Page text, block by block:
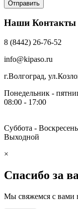
Наши Контакты
8 (8442) 26-76-52
info@kipaso.ru
г.Волгоград,
Понедельник -
08:00 - 17:00
Суббота -
Выходной
×
Спасибо за
Мы свяжемся с вами